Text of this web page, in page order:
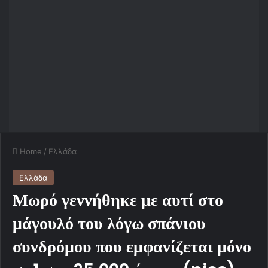
Home / Ελλάδα
Ελλάδα
Μωρό γεννήθηκε με αυτί στο
μάγουλό του λόγω σπάνιου
συνδρόμου που εμφανίζεται μόνο